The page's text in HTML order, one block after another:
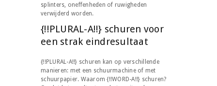
splinters, oneffenheden of ruwigheden
verwijderd worden.
{!!PLURAL-A!!} schuren voor
een strak eindresultaat
{!!PLURAL-A!!} schuren kan op verschillende
manieren: met een schuurmachine of met
schuurpapier. Waarom {!!WORD-A!!} schuren?